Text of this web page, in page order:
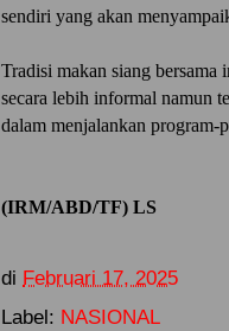
sendiri yang akan
Tradisi makan siang bersama
secara lebih informal namun
dalam menjalankan program-
(IRM/ABD/TF) LS
di Februari 17, 2025
Label: NASIONAL